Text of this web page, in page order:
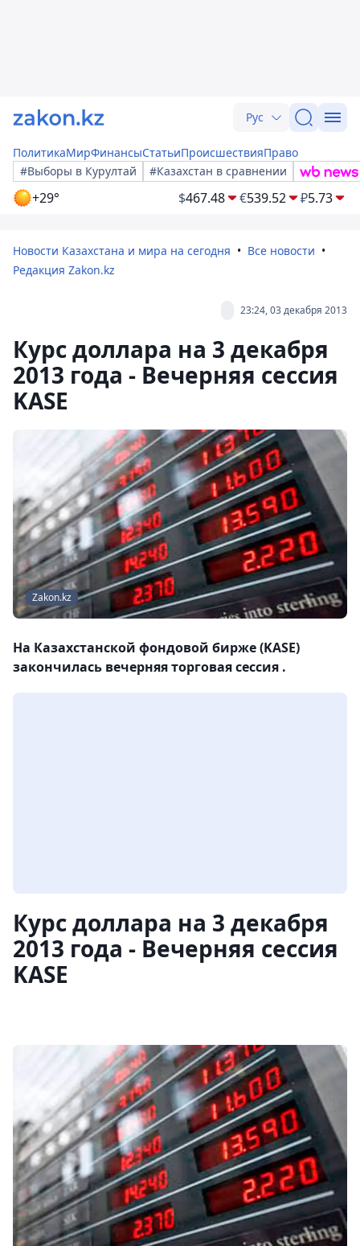
Рус
ПолитикаМирФинансыСтатьиПроисшествияПраво
#Выборы в Курултай
#Казахстан в сравнении
+29° $467.48 €539.52 ₽5.73
Новости Казахстана и мира на сегодня
Все новости
Редакция Zakon.kz
23:24, 03 декабря 2013
Курс доллара на 3 декабря
2013 года - Вечерняя сессия
KASE
Zakon.kz
На Казахстанской фондовой бирже (KASE)
закончилась вечерняя торговая сессия .
Курс доллара на 3 декабря
2013 года - Вечерняя сессия
KASE